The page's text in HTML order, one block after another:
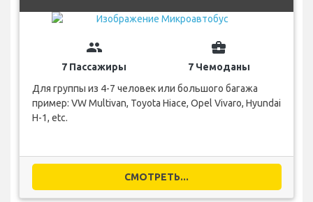
group
7 Пассажиры
business_center
7 Чемоданы
Для группы из 4-7 человек или большого багажа
пример: VW Multivan, Toyota Hiace, Opel Vivaro, Hyundai
H-1, etc.
СМОТРЕТЬ...